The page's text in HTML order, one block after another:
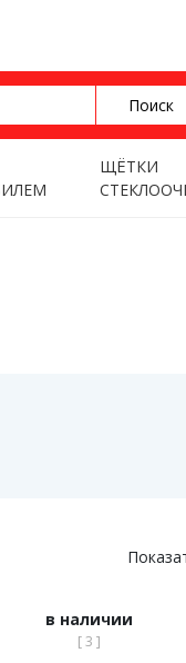
Поиск
ЩЁТКИ
в наличии
[ 3 ]